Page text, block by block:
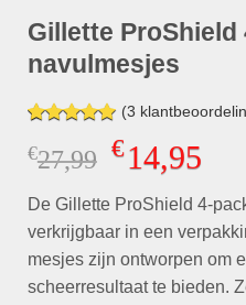
Gillette ProShield
navulmesjes
Gewaardeerd
5.00op 5
gebaseerd
waarderingen
(3
€27,99
was:
€27,99.
€14,95
is:
De Gillette ProShield 4-
verkrijgbaar in een
mesjes zijn ontworpen om
scheerresultaat te bieden.